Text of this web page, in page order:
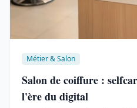
Métier & Salon
Salon de coiffure :
l'ère du digital